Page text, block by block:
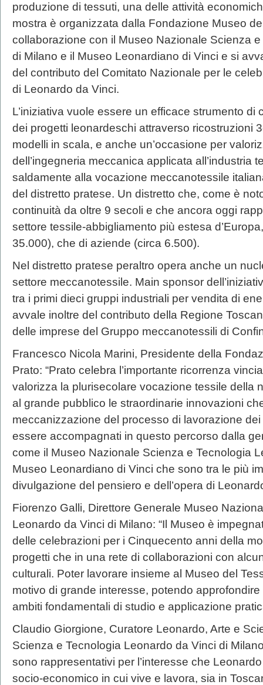
produzione di tessuti, una delle attività
mostra è organizzata dalla Fondazione Museo
collaborazione con il Museo Nazionale Scienza
di Milano e il Museo Leonardiano di Vinci e si
del contributo del Comitato Nazionale per le
di Leonardo da Vinci.
L’iniziativa vuole essere un efficace strumento
dei progetti leonardeschi attraverso ricostruzioni
modelli in scala, e anche un’occasione per
dell’ingegneria meccanica applicata all’industria
saldamente alla vocazione meccanotessile
del distretto pratese. Un distretto che, come è
continuità da oltre 9 secoli e che ancora oggi
settore tessile-abbigliamento più estesa
35.000), che di aziende (circa 6.500).
Nel distretto pratese peraltro opera anche un
settore meccanotessile. Main sponsor
tra i primi dieci gruppi industriali per vendita di
avvale inoltre del contributo della Regione
delle imprese del Gruppo meccanotessili di
Francesco Nicola Marini, Presidente della
Prato: “Prato celebra l’importante ricorrenza
valorizza la plurisecolare vocazione tessile della
al grande pubblico le straordinarie innovazioni
meccanizzazione del processo di lavorazione
essere accompagnati in questo percorso dalla
come il Museo Nazionale Scienza e Tecnologia
Museo Leonardiano di Vinci che sono tra le più
divulgazione del pensiero e dell’opera di
Fiorenzo Galli, Direttore Generale Museo
Leonardo da Vinci di Milano: “Il Museo è
delle celebrazioni per i Cinquecento anni della
progetti che in una rete di collaborazioni con
culturali. Poter lavorare insieme al Museo del
motivo di grande interesse, potendo
ambiti fondamentali di studio e applicazione
Claudio Giorgione, Curatore Leonardo, Arte e
Scienza e Tecnologia Leonardo da Vinci di
sono rappresentativi per l’interesse che
socio-economico in cui vive e lavora, sia in